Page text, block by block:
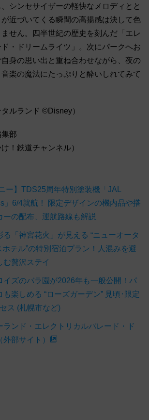
シンセサイザーの軽快なメロディとと
近づいてくる瞬間の高揚感は決して色
せん。四半世紀の歴史を刻んだ「エレ
・ドリームライツ」。次にパークへお
身の思い出と重ね合わせながら、夜の
楽の魔法にたっぷりと酔いしれてみて
タルランド ©Disney）
部
！鉄道チャンネル）
ー】TDS25周年特別塗装機「JAL
」6/4就航！ 限定デザインの機内品や搭
ーの配布、運航路線も解説
「神宮花火」が見える “ニューオータ
ホテル”の特別宿泊プラン！人混みを避
む贅沢ステイ
イズのバラ園が2026年も一般公開！パ
も楽しめる “ローズガーデン” 見頃･限定
ス (札幌市など)
ランド・エレクトリカルパレード・ド
部サイト）